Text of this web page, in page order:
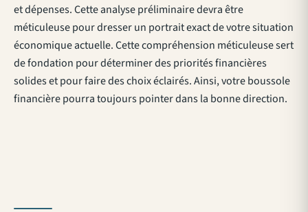
et dépenses. Cette analyse préliminaire devra être
méticuleuse pour dresser un portrait exact de votre situation
économique actuelle. Cette compréhension méticuleuse sert
de fondation pour déterminer des priorités financières
solides et pour faire des choix éclairés. Ainsi, votre boussole
financière pourra toujours pointer dans la bonne direction.